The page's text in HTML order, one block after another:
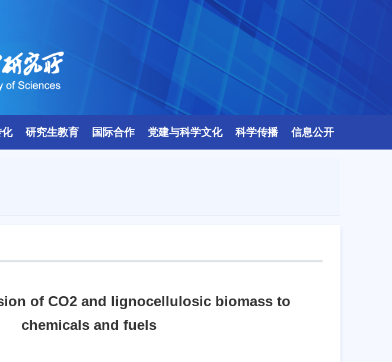
研究生教育 国际合作 党建与科学文化 科学传播 信息公开
of CO2 and lignocellulosic biomass to
chemicals and fuels